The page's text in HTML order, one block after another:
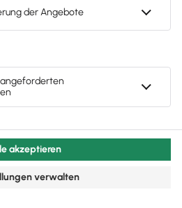
Fälligkeit von
Sozialversicherung